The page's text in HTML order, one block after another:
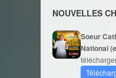
NOUVELLES
Soeur
National